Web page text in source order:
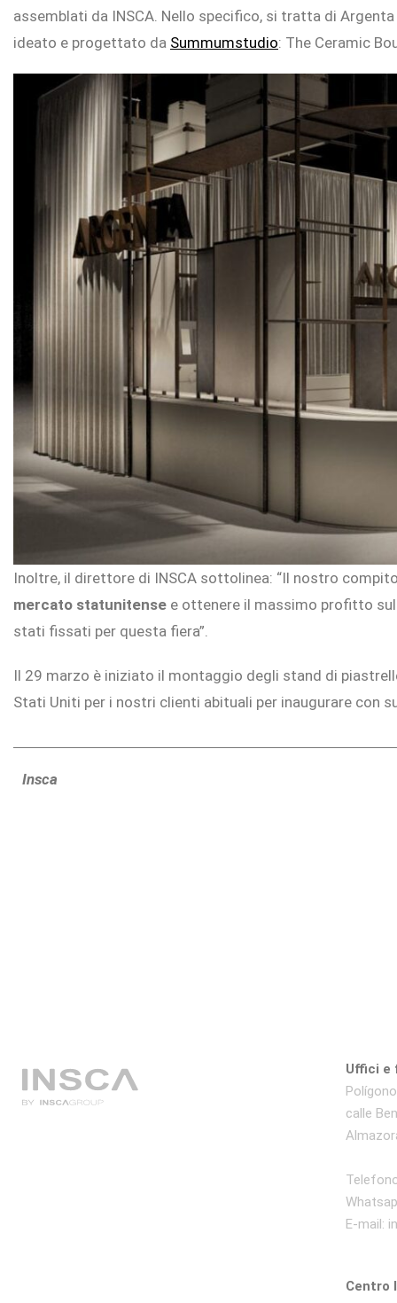
assemblati da INSCA. Nello specifico, si tratta di
ideato e progettato da Summumstudio: The Ceramic
Inoltre, il direttore di INSCA sottolinea: “Il nostro
mercato statunitense e ottenere il massimo profitto
stati fissati per questa fiera”.
Il 29 marzo è iniziato il montaggio degli stand di
Stati Uniti per i nostri clienti abituali per inaugurare con
Insca
Uffici e
calle
E-mail:
Centro